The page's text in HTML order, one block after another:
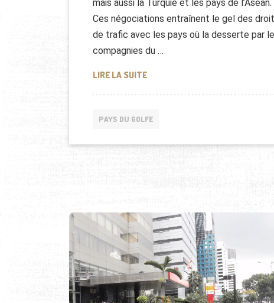
mais aussi la Turquie et les pays de l’Asean.
Ces négociations entraînent le gel des
de trafic avec les pays où la desserte par
compagnies du …
LIRE LA SUITELES COMPAGNIES DES PAYS DU
PAYS DU GOLFE